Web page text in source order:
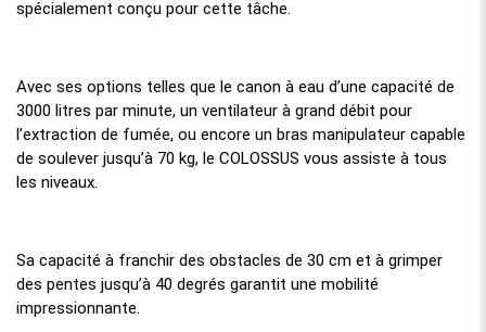
spécialement conçu pour cette tâche.
Avec ses options telles que le canon à eau d’une capacité de
3000 litres par minute, un ventilateur à grand débit pour
l’extraction de fumée, ou encore un bras manipulateur capable
de soulever jusqu’à 70 kg, le COLOSSUS vous assiste à tous
les niveaux.
Sa capacité à franchir des obstacles de 30 cm et à grimper
des pentes jusqu’à 40 degrés garantit une mobilité
impressionnante.